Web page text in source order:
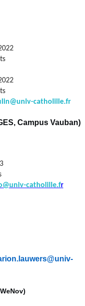
catholille.fr
Campus Vauban)
catholille.fr